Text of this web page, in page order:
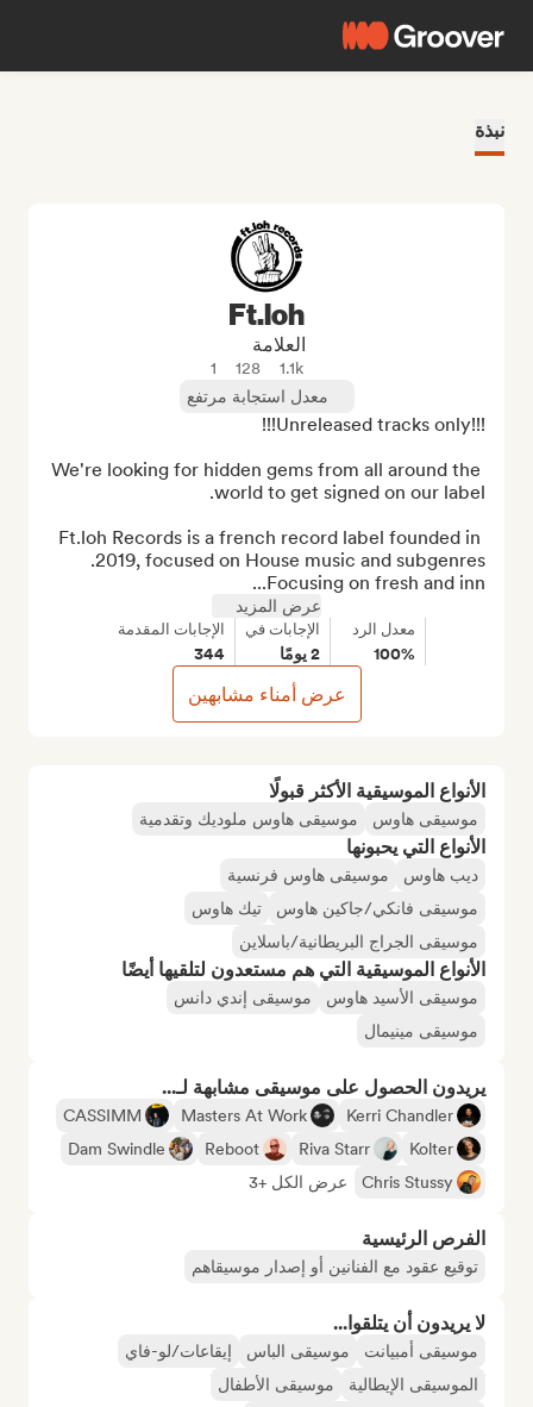
نبذة
الأنواع الموسيقية الأكثر قبولًا
موسيقى هاوس موسيقى هاوس ملوديك وتقدمية
الأنواع التي يحبونها
ديب هاوس
موسيقى هاوس فرنسية
موسيقى فانكي/جاكين هاوس
تيك هاوس
موسيقى الجراج البريطانية/باسلاين
الأنواع الموسيقية التي هم مستعدون لتلقيها أيضًا
موسيقى الأسيد هاوس
موسيقى إندي دانس
موسيقى مينيمال
يريدون الحصول على موسيقى مشابهة لـ...
Kerri Chandler
Masters At Work
CASSIMM
Kolter
Riva Starr
Reboot
Dam Swindle
Chris Stussy
عرض الكل +3
الفرص الرئيسية
توقيع عقود مع الفنانين أو إصدار موسيقاهم
لا يريدون أن يتلقوا...
موسيقى أمبيانت موسيقى الباس
إيقاعات/لو-فاي
الموسيقى الإيطالية
موسيقى الأطفال
Ft.loh
العلامة
1.1k
128
1
معدل استجابة مرتفع
We're looking for hidden gems from all around the
Ft.loh Records is a french record label founded in
Focusing on fresh and inn...
عرض المزيد
معدل الرد
100%
الإجابات في
2 يومًا
الإجابات المقدمة
344
عرض أمناء مشابهين